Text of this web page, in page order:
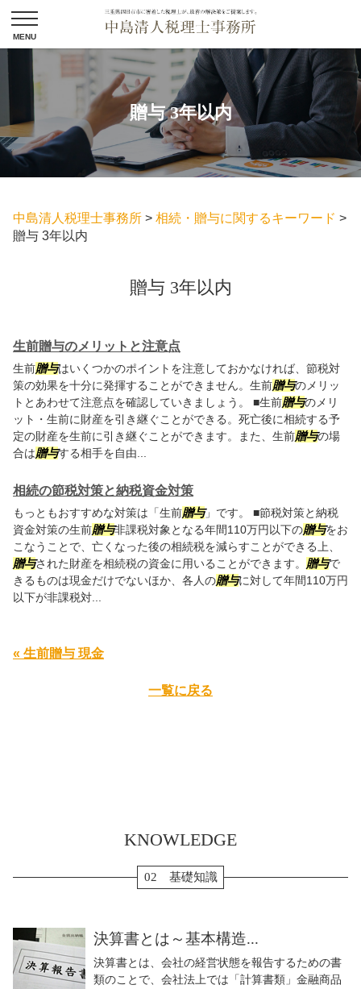
贈与 3年以内
中島清人税理士事務所 > 相続・贈与に関するキーワード >
贈与 3年以内
贈与 3年以内
生前贈与のメリットと注意点
生前贈与はいくつかのポイントを注意しておかなければ、節税対
策の効果を十分に発揮することができません。生前贈与のメリッ
トとあわせて注意点を確認していきましょう。 ■生前贈与のメリ
ット・生前に財産を引き継ぐことができる。死亡後に相続する予
定の財産を生前に引き継ぐことができます。また、生前贈与の場
合は贈与する相手を自由...
相続の節税対策と納税資金対策
もっともおすすめな対策は「生前贈与」です。 ■節税対策と納税
資金対策の生前贈与非課税対象となる年間110万円以下の贈与をお
こなうことで、亡くなった後の相続税を減らすことができる上、
贈与された財産を相続税の資金に用いることができます。 贈与で
きるものは現金だけでないほか、各人の贈与に対して年間110万円
以下が非課税対...
« 生前贈与 現金
一覧に戻る
KNOWLEDGE
02 基礎知識
決算書とは～基本構造...
決算書とは、会社の経営状態を報告するための書
類のことで、会社法上では「計算書類」金融商品